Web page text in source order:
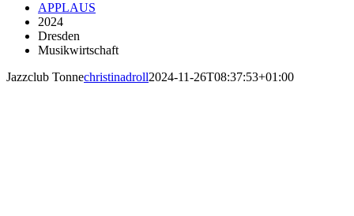
APPLAUS
2024
Dresden
Musikwirtschaft
Jazzclub Tonnechristinadroll2024-11-26T08:37:53+01:00